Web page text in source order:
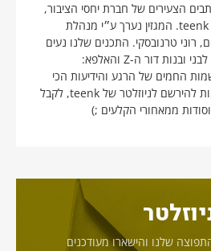
הצעירים של חברת יחסי הציבור,
המתמחה בשיווק לנוער, teenk. המגזין נערך ע״י מנהלת
רוני טרנובסקי. התכנים שלנו נעים
בין כל העולמות שנוגעים לבני ובנות דור ה-Z והאלפא:
החמים של הרגע והידיעות הכי
עדכניות. מוזמנים ומוזמנות להירשם לניוזלטר של teenk, לקבל
ממאחורי הקלעים ;)
שלנו והישארו מעודכנים